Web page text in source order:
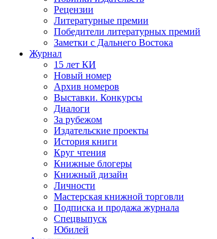
Рецензии
Литературные премии
Победители литературных премий
Заметки с Дальнего Востока
Журнал
15 лет КИ
Новый номер
Архив номеров
Выставки. Конкурсы
Диалоги
За рубежом
Издательские проекты
История книги
Круг чтения
Книжные блогеры
Книжный дизайн
Личности
Мастерская книжной торговли
Подписка и продажа журнала
Спецвыпуск
Юбилей